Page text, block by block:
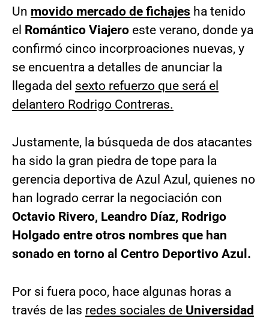
Un movido mercado de fichajes ha tenido
el Romántico Viajero este verano, donde ya
confirmó cinco incorproaciones nuevas, y
se encuentra a detalles de anunciar la
llegada del sexto refuerzo que será el
delantero Rodrigo Contreras.
Justamente, la búsqueda de dos atacantes
ha sido la gran piedra de tope para la
gerencia deportiva de Azul Azul, quienes no
han logrado cerrar la negociación con
Octavio Rivero, Leandro Díaz, Rodrigo
Holgado entre otros nombres que han
sonado en torno al Centro Deportivo Azul.
Por si fuera poco, hace algunas horas a
través de las redes sociales de Universidad